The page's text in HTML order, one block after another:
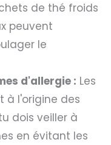
de thé froids
peuvent
le
d'allergie : Les
à l'origine des
dois veiller à
en évitant les